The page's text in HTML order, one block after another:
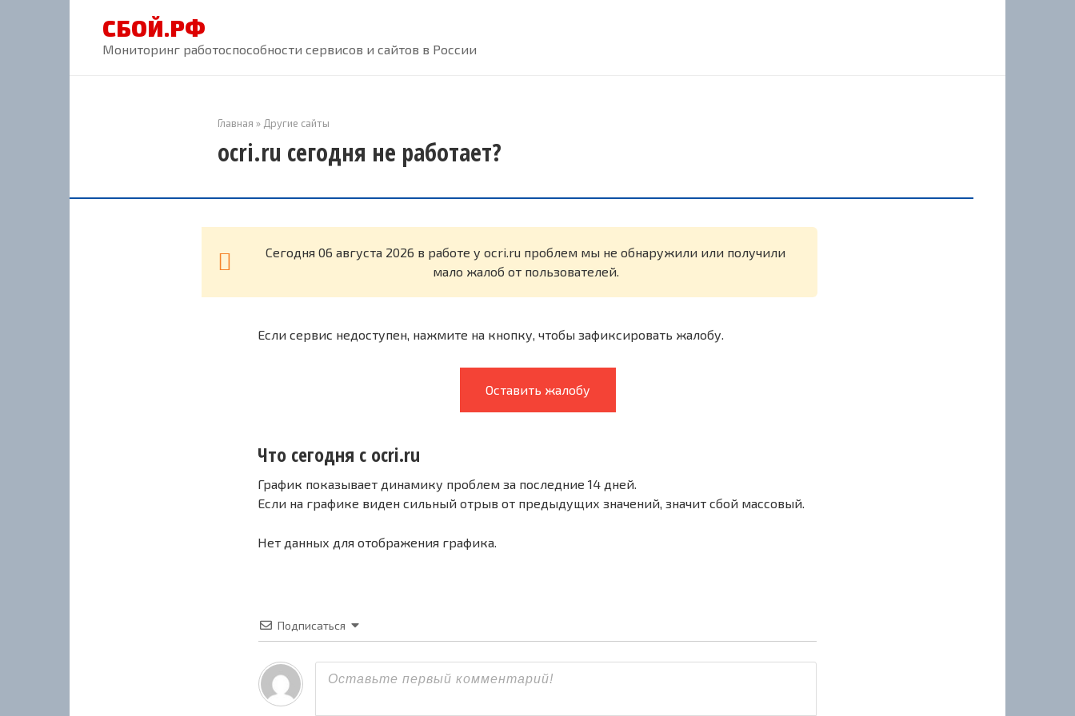
СБОЙ.РФ
Мониторинг работоспособности сервисов и сайтов в России
Главная » Другие сайты
ocri.ru сегодня не работает?
Cегодня 06 августа 2026 в работе у ocri.ru проблем мы не обнаружили или получили
мало жалоб от пользователей.
Если сервис недоступен, нажмите на кнопку, чтобы зафиксировать жалобу.
Оставить жалобу
Что сегодня с ocri.ru
График показывает динамику проблем за последние 14 дней.
Если на графике виден сильный отрыв от предыдущих значений, значит сбой массовый.
Нет данных для отображения графика.
Подписаться